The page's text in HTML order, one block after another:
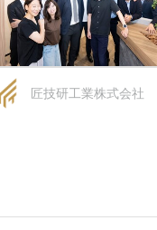
匠技研工業株式会社